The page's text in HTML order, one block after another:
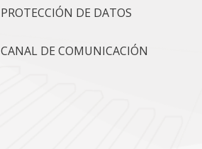
PROTECCIÓN DE DATOS
CANAL DE COMUNICACIÓN